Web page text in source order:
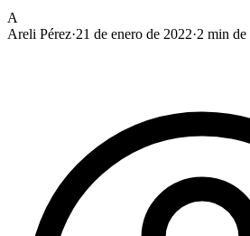
A
Areli Pérez·21 de enero de 2022·2 min de